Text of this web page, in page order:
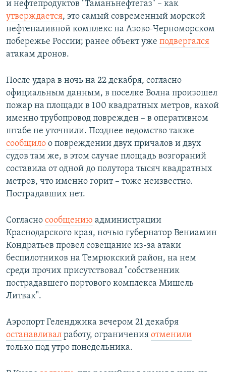
и нефтепродуктов "Таманьнефтегаз" – как
утверждается, это самый современный морской
нефтеналивной комплекс на Азово-Черноморском
побережье России; ранее объект уже подвергался
атакам дронов.
После удара в ночь на 22 декабря, согласно
официальным данным, в поселке Волна произошел
пожар на площади в 100 квадратных метров, какой
именно трубопровод поврежден – в оперативном
штабе не уточнили. Позднее ведомство также
сообщило о повреждении двух причалов и двух
судов там же, в этом случае площадь возгораний
составила от одной до полутора тысяч квадратных
метров, что именно горит – тоже неизвестно.
Пострадавших нет.
Согласно сообщению администрации
Краснодарского края, ночью губернатор Вениамин
Кондратьев провел совещание из-за атаки
беспилотников на Темрюкский район, на нем
среди прочих присутствовал "собственник
пострадавшего портового комплекса Мишель
Литвак".
Аэропорт Геленджика вечером 21 декабря
останавливал работу, ограничения отменили
только под утро понедельника.